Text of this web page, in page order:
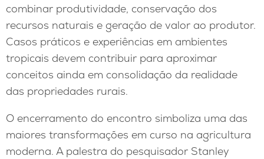
combinar produtividade, conservação dos
recursos naturais e geração de valor ao produtor.
Casos práticos e experiências em ambientes
tropicais devem contribuir para aproximar
conceitos ainda em consolidação da realidade
das propriedades rurais.
O encerramento do encontro simboliza uma das
maiores transformações em curso na agricultura
moderna. A palestra do pesquisador Stanley